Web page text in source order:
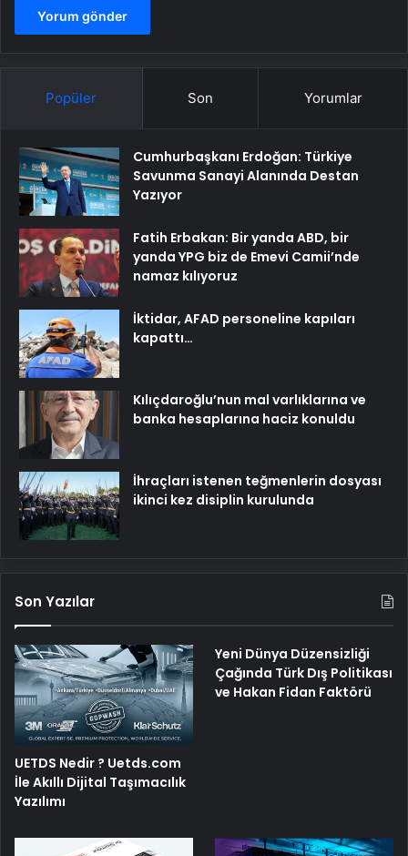
Popüler Son Yorumlar
Cumhurbaşkanı Erdoğan: Türkiye
Savunma Sanayi Alanında Destan
Yazıyor
Fatih Erbakan: Bir yanda ABD, bir
yanda YPG biz de Emevi Camii’nde
namaz kılıyoruz
İktidar, AFAD personeline kapıları
kapattı…
Kılıçdaroğlu’nun mal varlıklarına ve
banka hesaplarına haciz konuldu
İhraçları istenen teğmenlerin dosyası
ikinci kez disiplin kurulunda
Son Yazılar
UETDS Nedir ? Uetds.com
İle Akıllı Dijital Taşımacılık
Yazılımı
Yeni Dünya Düzensizliği
Çağında Türk Dış Politikası
ve Hakan Fidan Faktörü